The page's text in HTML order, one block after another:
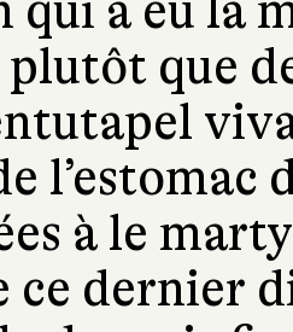
que
l’estomac
à le
ce dernier